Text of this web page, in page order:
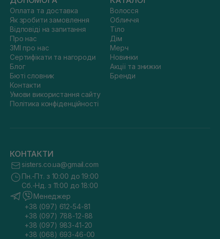
Оплата та доставка
Як зробити замовлення
Відповіді на запитання
Про нас
ЗМІ про нас
Сертифікати та нагороди
Блог
Бюті словник
Контакти
Умови використання сайту
Політика конфіденційності
Волосся
Обличчя
Тіло
Дім
Мерч
Новинки
Акції та знижки
Бренди
КОНТАКТИ
sisters.co.ua@gmail.com
Пн.-Пт. з 10:00 до 19:00
Сб.-Нд. з 11:00 до 18:00
Менеджер
+38 (097) 612-54-81
+38 (097) 788-12-88
+38 (097) 983-41-20
+38 (068) 693-46-00